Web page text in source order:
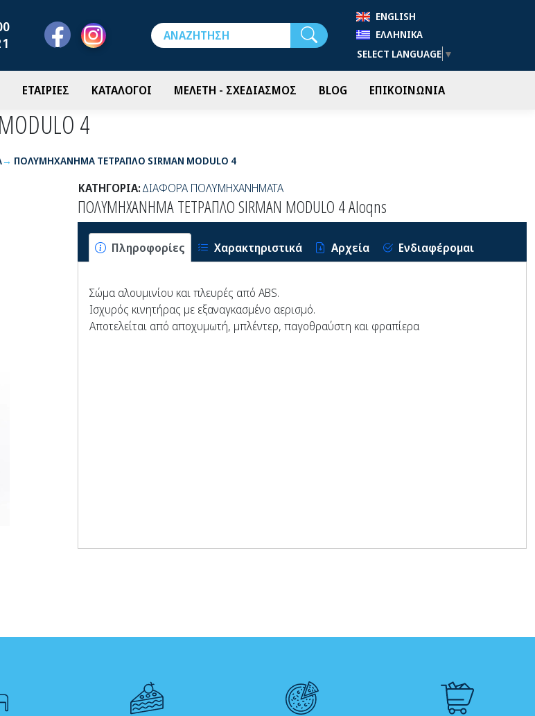
ENGLISH
ΕΛΛΗΝΙΚΆ
SELECT LANGUAGE ▼
ΕΤΑΙΡΙΕΣ ΚΑΤΑΛΟΓΟΙ ΜΕΛΕΤΗ - ΣΧΕΔΙΑΣΜΟΣ BLOG ΕΠΙΚΟΙΝΩΝΙΑ
4
ΠΟΛΥΜΗΧΑΝΗΜΑ ΤΕΤΡΑΠΛΟ SIRMAN MODULO 4
ΚΑΤΗΓΟΡΙΑ:ΔΙΑΦΟΡΑ ΠΟΛΥΜΗΧΑΝΗΜΑΤΑ
ΠΟΛΥΜΗΧΑΝΗΜΑ ΤΕΤΡΑΠΛΟ SIRMAN MODULO 4 AIoqns
Πληροφορίες Χαρακτηριστικά Αρχεία Ενδιαφέρομαι
Σώμα αλουμινίου και πλευρές από ABS.
Ισχυρός κινητήρας με εξαναγκασμένο αερισμό.
Αποτελείται από αποχυμωτή, μπλέντερ, παγοθραύστη και φραπίερα